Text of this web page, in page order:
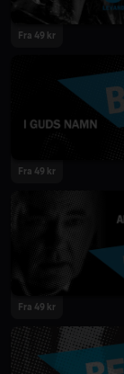
Fra 49 kr
Fra 49 kr
Fra 49 kr